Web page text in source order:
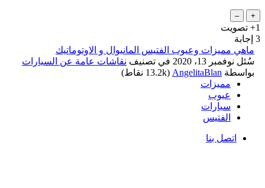
+1 تصويت
3 إجابة
ماهي مميزات وعيوب الفتيس المانيوال و الاوتوماتيك
سُئل نوفمبر 13، 2020 في تصنيف نقاشات عامة عن السيارات
بواسطة AngelitaBlan
(
13.2k نقاط)
مميزات
عيوب
سيارات
الفتيس
اتصل بنا